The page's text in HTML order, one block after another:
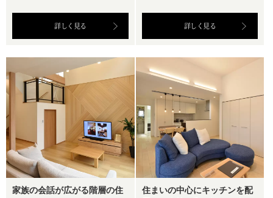
詳しく見る 詳しく見る
家族の会話が広がる階層の住
住まいの中心にキッチンを配